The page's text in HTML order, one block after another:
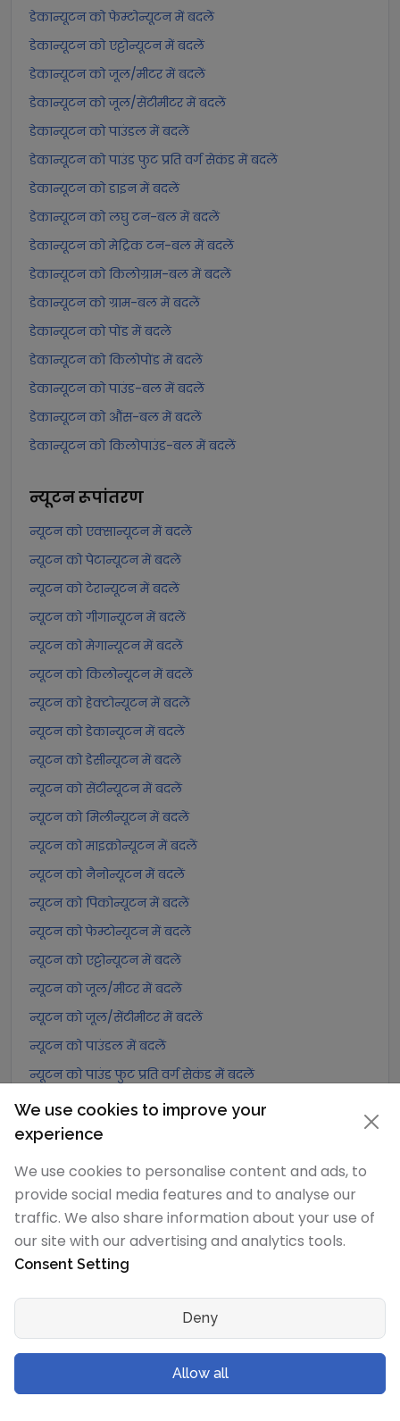
डेकान्यूटन को फेम्टोन्यूटन में बदलें
डेकान्यूटन को एट्टोन्यूटन में बदलें
डेकान्यूटन को जूल/मीटर में बदलें
डेकान्यूटन को जूल/सेंटीमीटर में बदलें
डेकान्यूटन को पाउंडल में बदलें
डेकान्यूटन को पाउंड फुट प्रति वर्ग सेकंड में बदलें
डेकान्यूटन को डाइन में बदलें
डेकान्यूटन को लघु टन-बल में बदलें
डेकान्यूटन को मेट्रिक टन-बल में बदलें
डेकान्यूटन को किलोग्राम-बल में बदलें
डेकान्यूटन को ग्राम-बल में बदलें
डेकान्यूटन को पोंड में बदलें
डेकान्यूटन को किलोपोंड में बदलें
डेकान्यूटन को पाउंड-बल में बदलें
डेकान्यूटन को औंस-बल में बदलें
डेकान्यूटन को किलोपाउंड-बल में बदलें
न्यूटनरूपांतरण
न्यूटन को एक्सान्यूटन में बदलें
न्यूटन को पेटान्यूटन में बदलें
न्यूटन को टेरान्यूटन में बदलें
न्यूटन को गीगान्यूटन में बदलें
न्यूटन को मेगान्यूटन में बदलें
न्यूटन को किलोन्यूटन में बदलें
न्यूटन को हेक्टोन्यूटन में बदलें
न्यूटन को डेकान्यूटन में बदलें
न्यूटन को डेसीन्यूटन में बदलें
न्यूटन को सेंटीन्यूटन में बदलें
न्यूटन को मिलीन्यूटन में बदलें
न्यूटन को माइक्रोन्यूटन में बदलें
न्यूटन को नैनोन्यूटन में बदलें
न्यूटन को पिकोन्यूटन में बदलें
न्यूटन को फेम्टोन्यूटन में बदलें
न्यूटन को एट्टोन्यूटन में बदलें
न्यूटन को जूल/मीटर में बदलें
न्यूटन को जूल/सेंटीमीटर में बदलें
न्यूटन को पाउंडल में बदलें
न्यूटन को पाउंड फुट प्रति वर्ग सेकंड में बदलें
न्यूटन को डाइन में बदलें
न्यूटन को लघु टन-बल में बदलें
न्यूटन को किलोग्राम-बल में बदलें
न्यूटन को ग्राम-बल में बदलें
न्यूटन को पोंड में बदलें
न्यूटन को किलोपोंड में बदलें
न्यूटन को पाउंड-बल में बदलें
We use cookies to improve your
experience
We use cookies to personalise content and ads, to
provide social media features and to analyse our
traffic. We also share information about your use of
our site with our advertising and analytics tools.
Consent Setting
Deny
Allow all